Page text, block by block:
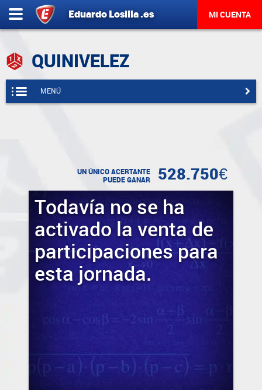
Eduardo Losilla.es MI CUENTA
QUINIVELEZ
MENÚ
UN ÚNICO ACERTANTE
PUEDE GANAR
528.750€
Todavía no se ha
activado la venta de
participaciones para
esta jornada.